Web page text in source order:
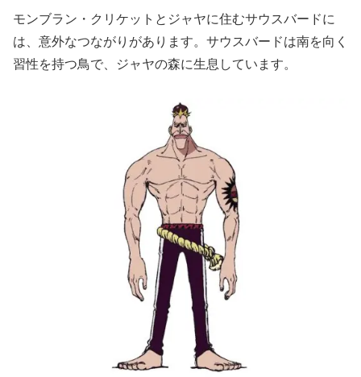
モンブラン・クリケットとジャヤに住むサウスバードに
は、意外なつながりがあります。サウスバードは南を向く
習性を持つ鳥で、ジャヤの森に生息しています。